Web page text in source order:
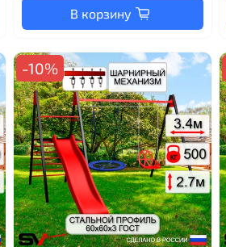
В корзину
-10%